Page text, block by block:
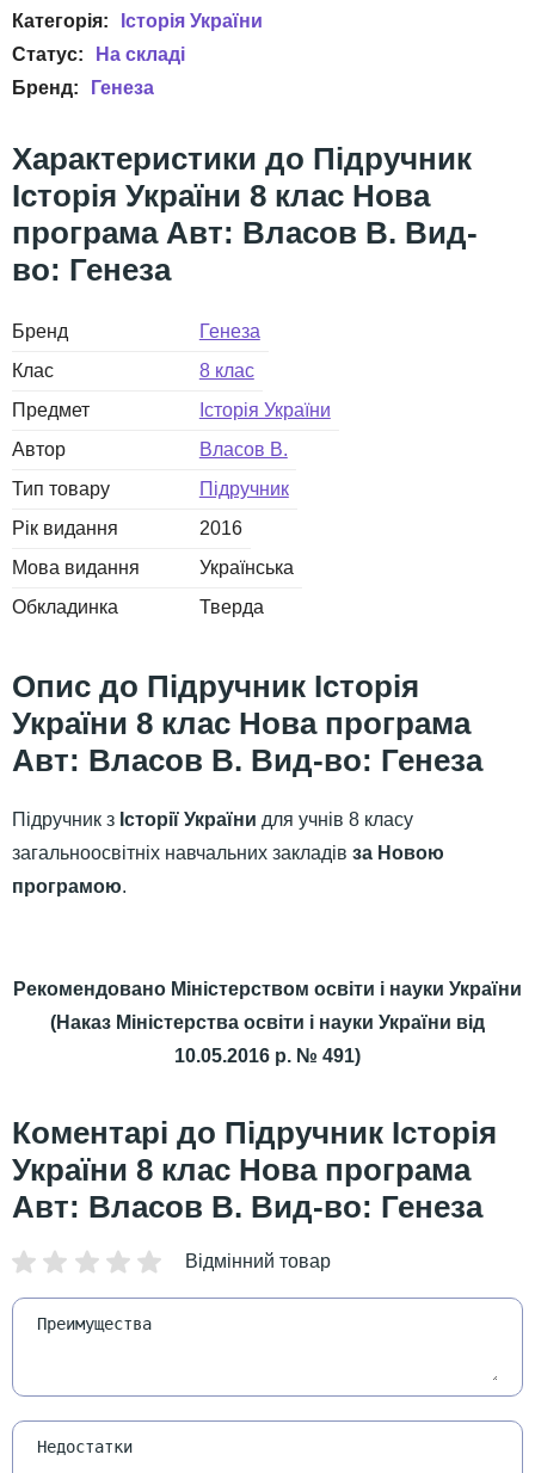
Історія України
Генеза
Підручник
Історія України 8 клас Нова
програма Авт: Власов В. Вид-
во: Генеза
Бренд
Генеза
Клас
8 клас
Предмет
Історія України
Автор
Власов В.
Тип товару
Підручник
Рік видання
2016
Мова видання
Українська
Обкладинка
Тверда
Підручник Історія
України 8 клас Нова програма
Авт: Власов В. Вид-во: Генеза
Підручник з Історії України для учнів 8 класу
загальноосвітніх навчальних закладів за Новою
програмою.
Рекомендовано Міністерством освіти і науки України
(Наказ Міністерства освіти і науки України від
10.05.2016 р. № 491)
Підручник Історія
України 8 клас Нова програма
Авт: Власов В. Вид-во: Генеза